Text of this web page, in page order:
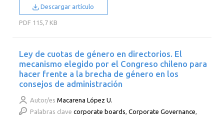
Descargar artículo
PDF 115,7 KB
Ley de cuotas de género en directorios. El
mecanismo elegido por el Congreso chileno para
hacer frente a la brecha de género en los
consejos de administración
Autor/es Macarena López U.
Palabras clave corporate boards ,Corporate Governance